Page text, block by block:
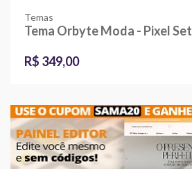
Temas
Tema Orbyte Moda - Pixel Set
R$ 349,00